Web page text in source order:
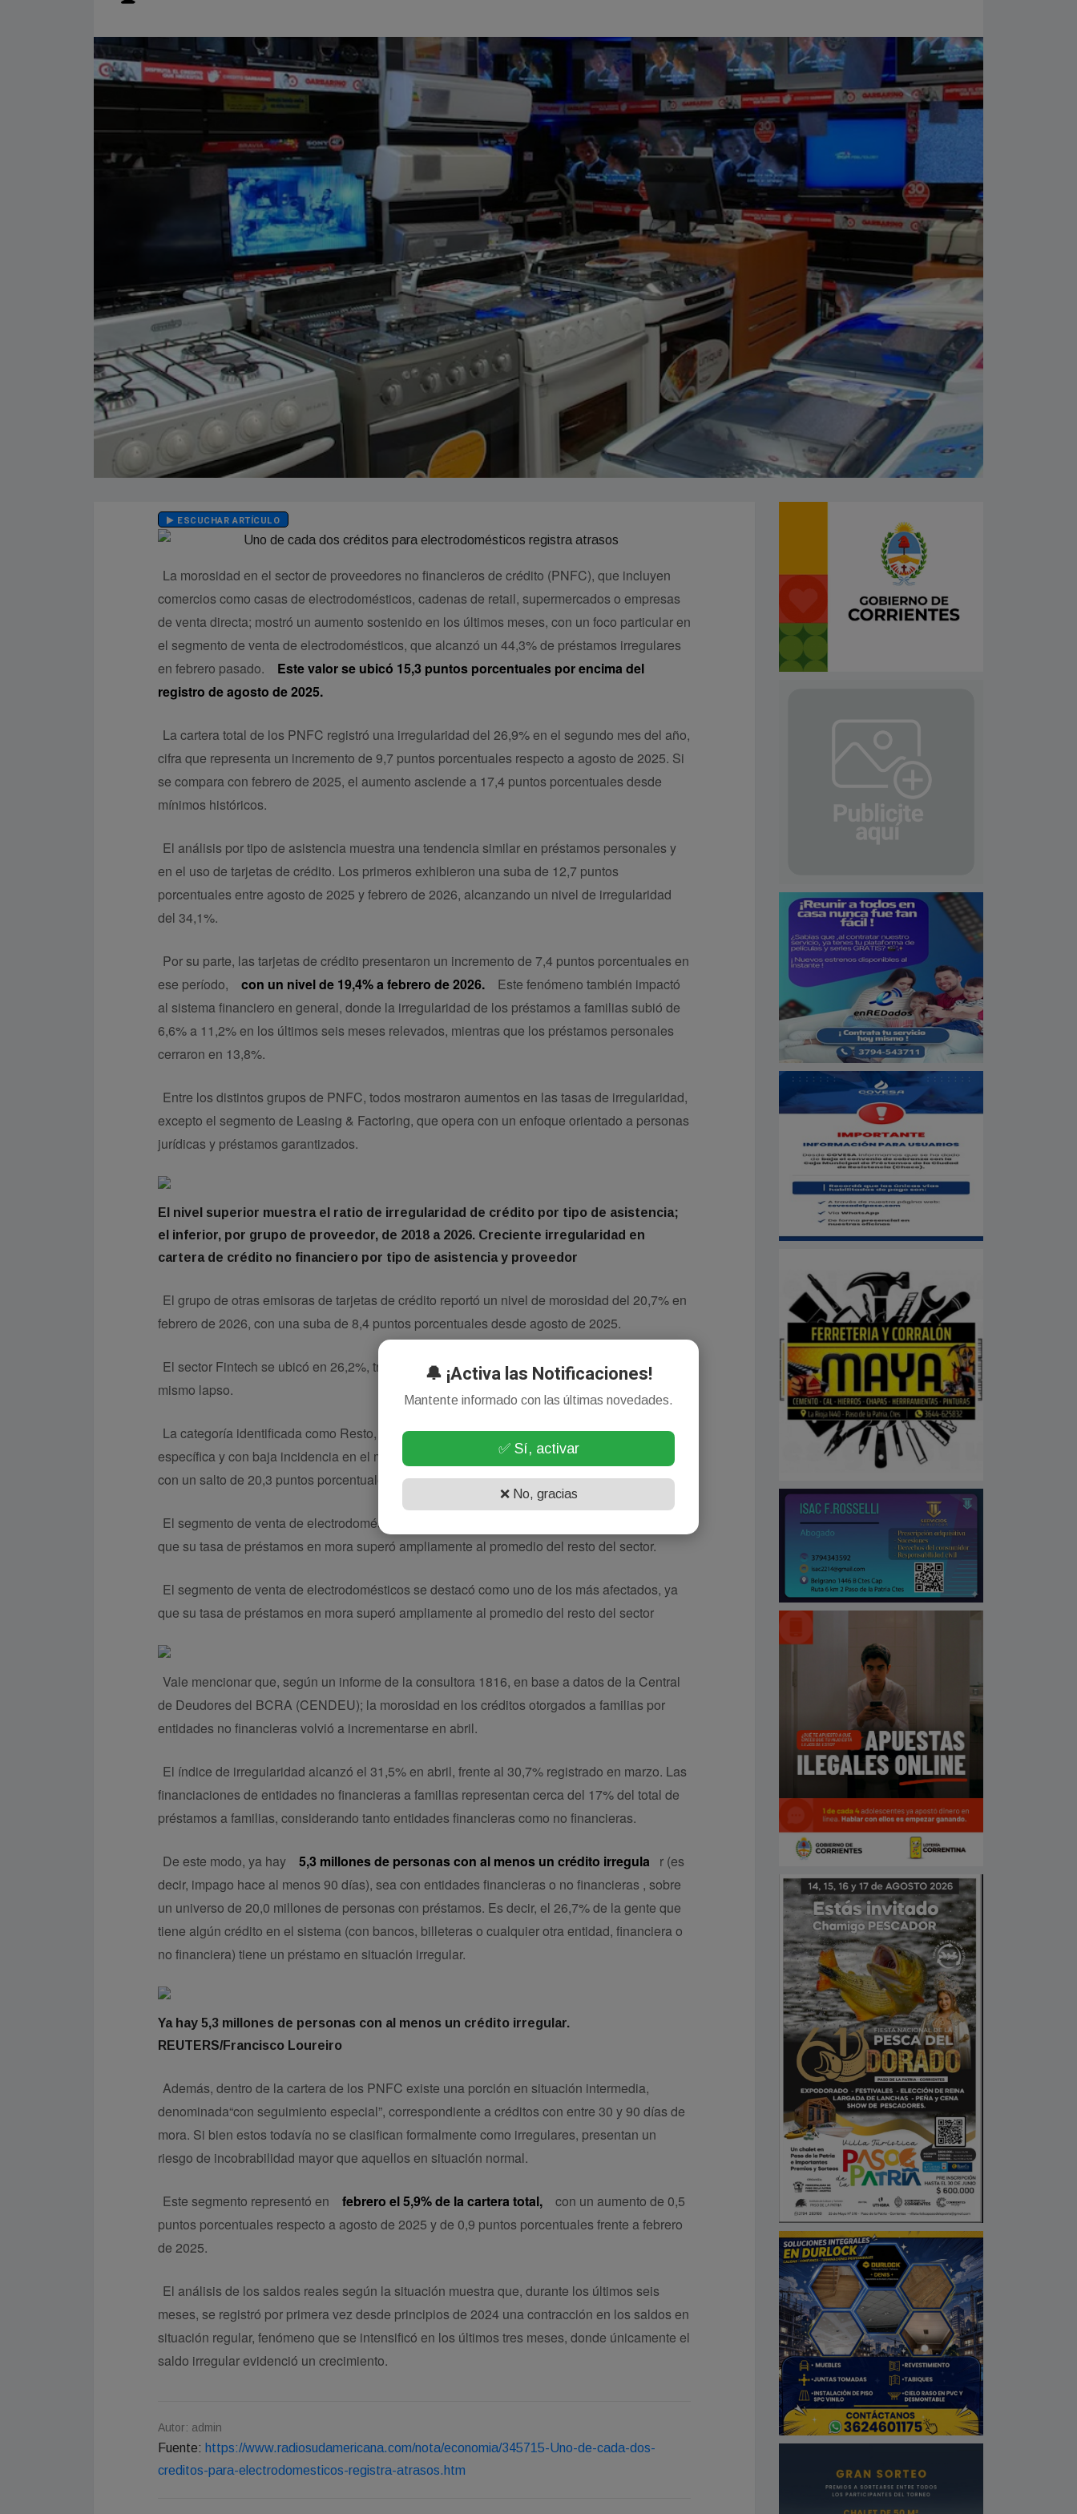
ESCUCHAR ARTÍCULO
La morosidad en el sector de proveedores no financieros de crédito (PNFC), que incluyen
comercios como casas de electrodomésticos, cadenas de retail, supermercados o empresas
de venta directa; mostró un aumento sostenido en los últimos meses, con un foco particular en
el segmento de venta de electrodomésticos, que alcanzó un 44,3% de préstamos irregulares
en febrero pasado.
Este valor se ubicó 15,3 puntos porcentuales por encima del
registro de agosto de 2025.
La cartera total de los PNFC registró una irregularidad del 26,9% en el segundo mes del año,
cifra que representa un incremento de 9,7 puntos porcentuales respecto a agosto de 2025. Si
se compara con febrero de 2025, el aumento asciende a 17,4 puntos porcentuales desde
mínimos históricos.
El análisis por tipo de asistencia muestra una tendencia similar en préstamos personales y
en el uso de tarjetas de crédito. Los primeros exhibieron una suba de 12,7 puntos
porcentuales entre agosto de 2025 y febrero de 2026, alcanzando un nivel de irregularidad
del 34,1%.
Por su parte, las tarjetas de crédito presentaron un incremento de 7,4 puntos porcentuales en
ese período,
con un nivel de 19,4% a febrero de 2026.
Este fenómeno también impactó
al sistema financiero en general, donde la irregularidad de los préstamos a familias subió de
6,6% a 11,2% en los últimos seis meses relevados, mientras que los préstamos personales
cerraron en 13,8%.
Entre los distintos grupos de PNFC, todos mostraron aumentos en las tasas de irregularidad,
excepto el segmento de Leasing & Factoring, que opera con un enfoque orientado a personas
jurídicas y préstamos garantizados.
El nivel superior muestra el ratio de irregularidad de crédito por tipo de asistencia;
el inferior, por grupo de proveedor, de 2018 a 2026. Creciente irregularidad en
cartera de crédito no financiero por tipo de asistencia y proveedor
El grupo de otras emisoras de tarjetas de crédito reportó un nivel de morosidad del 20,7% en
febrero de 2026, con una suba de 8,4 puntos porcentuales desde agosto de 2025.
El sector Fintech se ubicó en 26,2%, tras un incremento de 6,6 puntos porcentuales en el
mismo lapso.
La categoría identificada como Resto, compuesta por empresas sin una característica
específica y con baja incidencia en el mercado, registró un nivel de irregularidad del 58,4%,
con un salto de 20,3 puntos porcentuales.
El segmento de venta de electrodomésticos se destacó como uno de los más afectados, ya
que su tasa de préstamos en mora superó ampliamente al promedio del resto del sector.
El segmento de venta de electrodomésticos se destacó como uno de los más afectados, ya
que su tasa de préstamos en mora superó ampliamente al promedio del resto del sector
Vale mencionar que, según un informe de la consultora 1816, en base a datos de la Central
de Deudores del BCRA (CENDEU); la morosidad en los créditos otorgados a familias por
entidades no financieras volvió a incrementarse en abril.
El índice de irregularidad alcanzó el 31,5% en abril, frente al 30,7% registrado en marzo. Las
financiaciones de entidades no financieras a familias representan cerca del 17% del total de
préstamos a familias, considerando tanto entidades financieras como no financieras.
De este modo, ya hay 5,3 millones de personas con al menos un crédito irregula r (es
decir, impago hace al menos 90 días), sea con entidades financieras o no financieras , sobre
un universo de 20,0 millones de personas con préstamos. Es decir, el 26,7% de la gente que
tiene algún crédito en el sistema (con bancos, billeteras o cualquier otra entidad, financiera o
no financiera) tiene un préstamo en situación irregular.
Ya hay 5,3 millones de personas con al menos un crédito irregular.
REUTERS/Francisco Loureiro
Además, dentro de la cartera de los PNFC existe una porción en situación intermedia,
denominada“con seguimiento especial”, correspondiente a créditos con entre 30 y 90 días de
mora. Si bien estos todavía no se clasifican formalmente como irregulares, presentan un
riesgo de incobrabilidad mayor que aquellos en situación normal.
Este segmento representó en febrero el 5,9% de la cartera total,
con un aumento de 0,5
puntos porcentuales respecto a agosto de 2025 y de 0,9 puntos porcentuales frente a febrero
de 2025.
El análisis de los saldos reales según la situación muestra que, durante los últimos seis
meses, se registró por primera vez desde principios de 2024 una contracción en los saldos en
situación regular, fenómeno que se intensificó en los últimos tres meses, donde únicamente el
saldo irregular evidenció un crecimiento.
Autor: admin
Fuente: https://www.radiosudamericana.com/nota/economia/345715-Uno-de-cada-dos-
creditos-para-electrodomesticos-registra-atrasos.htm
🔔 ¡Activa las Notificaciones!
Mantente informado con las últimas novedades.
✅ Sí, activar
❌ No, gracias